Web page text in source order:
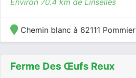
Environ 70.4 km de Linselles
Chemin blanc à 62111 Pommier
Ferme Des Œufs Reux